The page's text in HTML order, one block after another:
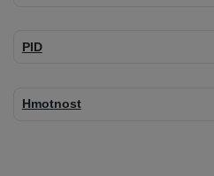
PID
Hmotnost